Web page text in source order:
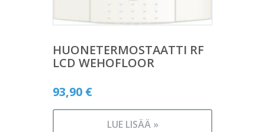
HUONETERMOSTAATTI RF
LCD WEHOFLOOR
93,90 €
LUE LISÄÄ »